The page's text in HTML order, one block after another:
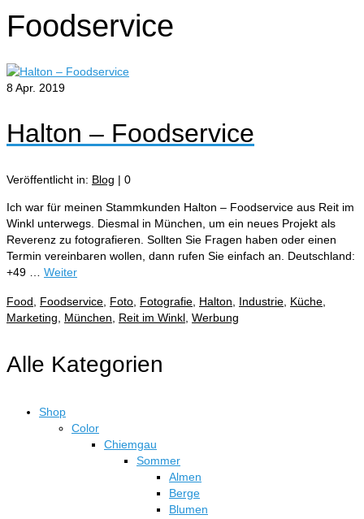
Foodservice
8Apr. 2019
Halton – Foodservice
Veröffentlicht in: Blog | 0
Ich war für meinen Stammkunden Halton – Foodservice aus Reit im
Winkl unterwegs. Diesmal in München, um ein neues Projekt als
Reverenz zu fotografieren. Sollten Sie Fragen haben oder einen
Termin vereinbaren wollen, dann rufen Sie einfach an. Deutschland:
+49 … Weiter
Food Foodservice Foto Fotografie Halton Industrie Küche
Marketing
München Reit im Winkl Werbung
Alle Kategorien
Shop
Color
Chiemgau
Sommer
Almen
Berge
Blumen